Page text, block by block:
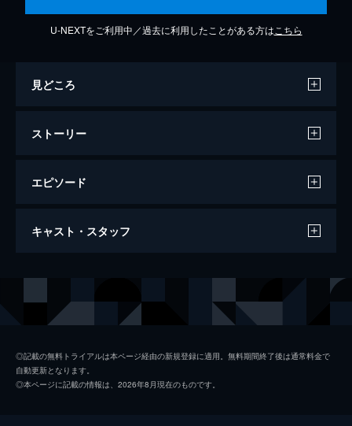
U-NEXTをご利用中／過去に利用したことがある方は こちら
見どころ
ストーリー
エピソード
すずめの戸締まり
キャスト・スタッフ
宗像草太 松村北斗
◎記載の無料トライアルは本ページ経由の新規登録に適用。無料期間終了後は通常料金で
自動更新となります。
◎本ページに記載の情報は、2026年8月現在のものです。